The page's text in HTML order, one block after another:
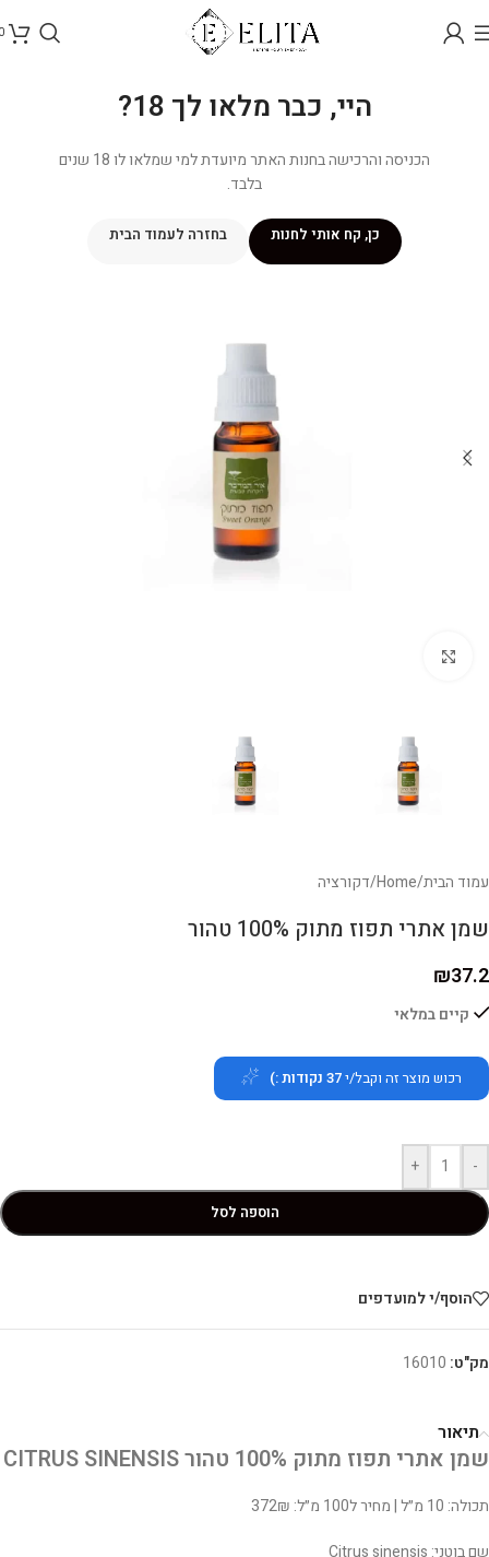
היי, כבר מלאו לך 18?
הכניסה והרכישה בחנות האתר מיועדת למי שמלאו לו 18 שנים
בלבד.
כן, קח אותי לחנות בחזרה לעמוד הבית
עמוד הבית/
Home
/דקורציה
שמן אתרי תפוז מתוק 100% טהור
₪37.2
קיים במלאי
רכוש מוצר זה וקבל/י37 נקודות :)
-
+
הוספה לסל
הוסף/י למועדפים
מק"ט: 16010
תיאור
שמן אתרי תפוז מתוק 100% טהור CITRUS SINENSIS
תכולה: 10 מ״ל | מחיר ל100 מ״ל: 372₪